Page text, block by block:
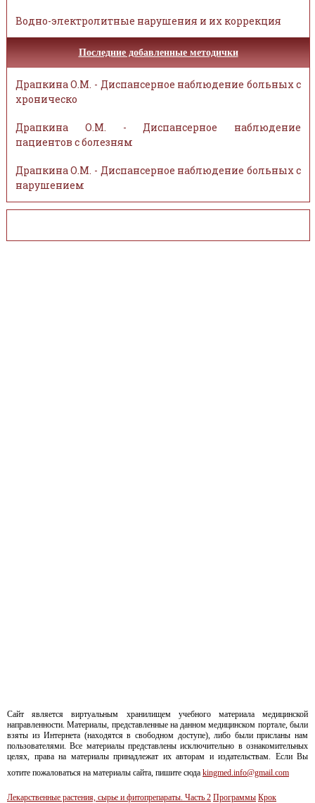
Водно-электролитные нарушения и их коррекция
Последние добавленные методички
Драпкина О.М. - Диспансерное наблюдение больных с
хроническо
Драпкина О.М. - Диспансерное наблюдение
пациентов с болезням
Драпкина О.М. - Диспансерное наблюдение больных с
нарушением
Сайт является виртуальным хранилищем учебного материала медицинской
направленности. Материалы, представленные на данном медицинском портале, были
взяты из Интернета (находятся в свободном доступе), либо были присланы нам
пользователями. Все материалы представлены исключительно в ознакомительных
целях, права на материалы принадлежат их авторам и издательствам. Если Вы
хотите пожаловаться на материалы сайта, пишите сюда kingmed.info@gmail.com
Лекарственные растения, сырье и фитопрепараты. Часть 2 Программы Крок